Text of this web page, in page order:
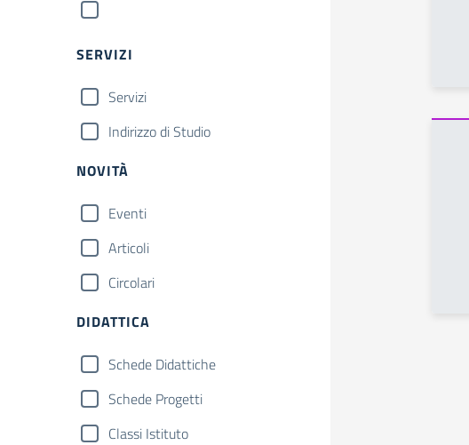
SERVIZI
Servizi
Indirizzo di Studio
NOVITÀ
Eventi
Articoli
Circolari
DIDATTICA
Schede Didattiche
Schede Progetti
Classi Istituto